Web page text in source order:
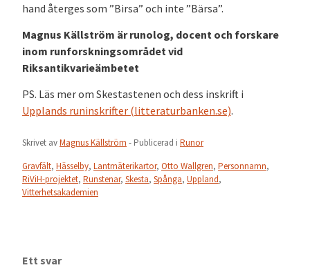
hand återges som ”Birsa” och inte ”Bärsa”.
Magnus Källström är runolog, docent och forskare
inom runforskningsområdet vid
Riksantikvarieämbetet
PS. Läs mer om Skestastenen och dess inskrift i
Upplands runinskrifter (litteraturbanken.se).
Skrivet avMagnus Källström - Publicerad i Runor
Gravfält, Hässelby, Lantmäterikartor, Otto Wallgren, Personnamn,
RiViH-projektet, Runstenar, Skesta, Spånga, Uppland,
Vitterhetsakademien
Ett svar